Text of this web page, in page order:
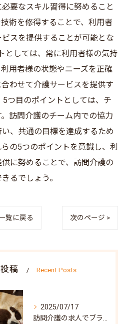
要なスキル習得に努めること
術を修得することで、利用者
スを提供することが可能とな
としては、常に利用者様の気持
用者様の状態やニーズを正確
わせて介護サービスを提供す
5つ目のポイントとしては、チ
訪問介護のチーム内での協力
、共通の目標を達成するため
の5つのポイントを意識し、利
に努めることで、訪問介護の
るでしょう。
覧に戻る 次のページ >
稿 Recent Posts
2025/07/17